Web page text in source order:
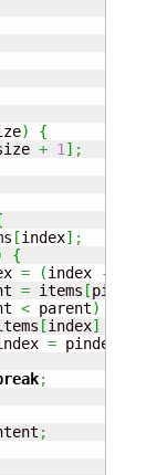
)
{
+ 1 ] ;
[index] ;
{
= (index -
= items [pindex
< parent)
items
[index]
index
= pindex
;
;